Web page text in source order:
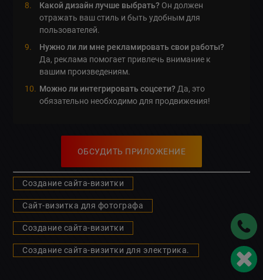
Какой дизайн лучше выбрать? Он должен
отражать ваш стиль и быть удобным для
пользователей.
Нужно ли ли мне рекламировать свои работы?
Да, реклама помогает привлечь внимание к
вашим произведениям.
Можно ли интегрировать соцсети? Да, это
обязательно необходимо для продвижения!
ОБСУДИТЬ ПРИЛОЖЕНИЕ
Создание сайта-визитки
Сайт-визитка для фотографа
Создание сайта-визитки
Создание сайта-визитки для электрика.